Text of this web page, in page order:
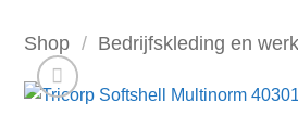
Shop / Bedrijfskleding en